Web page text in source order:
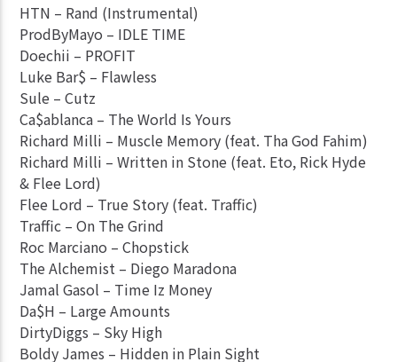
HTN – Rand (Instrumental)
ProdByMayo – IDLE TIME
Doechii – PROFIT
Luke Bar$ – Flawless
Sule – Cutz
Ca$ablanca – The World Is Yours
Richard Milli – Muscle Memory (feat. Tha God Fahim)
Richard Milli – Written in Stone (feat. Eto, Rick Hyde
& Flee Lord)
Flee Lord – True Story (feat. Traffic)
Traffic – On The Grind
Roc Marciano – Chopstick
The Alchemist – Diego Maradona
Jamal Gasol – Time Iz Money
Da$H – Large Amounts
DirtyDiggs – Sky High
Boldy James – Hidden in Plain Sight